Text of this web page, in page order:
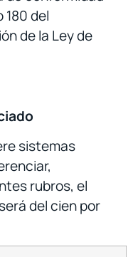
del
de la Ley de
sistemas
rubros, el
del cien por